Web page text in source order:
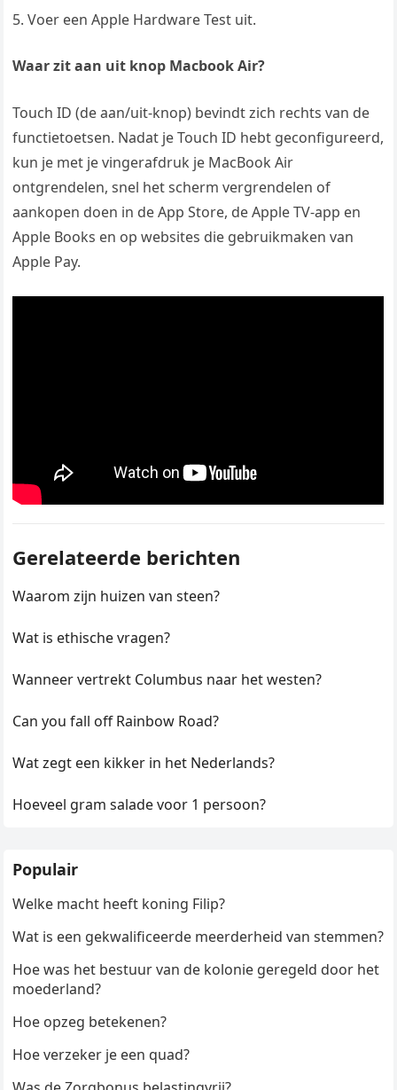
Voer een Apple Hardware Test uit.
Waar zit aan uit knop Macbook Air?
Touch ID (de aan/uit-knop) bevindt zich rechts van de
functietoetsen. Nadat je Touch ID hebt geconfigureerd,
kun je met je vingerafdruk je MacBook Air
ontgrendelen, snel het scherm vergrendelen of
aankopen doen in de App Store, de Apple TV-app en
Apple Books en op websites die gebruikmaken van
Apple Pay.
Gerelateerde berichten
Waarom zijn huizen van steen?
Wat is ethische vragen?
Wanneer vertrekt Columbus naar het westen?
Can you fall off Rainbow Road?
Wat zegt een kikker in het Nederlands?
Hoeveel gram salade voor 1 persoon?
Populair
Welke macht heeft koning Filip?
Wat is een gekwalificeerde meerderheid van stemmen?
Hoe was het bestuur van de kolonie geregeld door het
moederland?
Hoe opzeg betekenen?
Hoe verzeker je een quad?